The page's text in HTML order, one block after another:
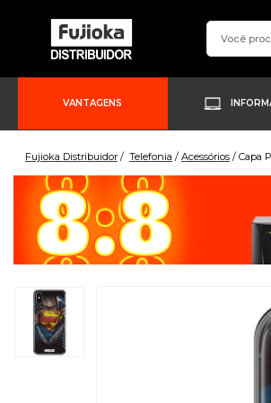
VANTAGENS
Fujioka Distribuidor Telefonia Acessórios Capa